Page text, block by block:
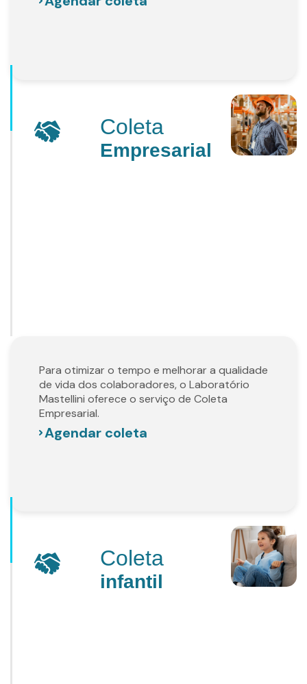
Coleta
Empresarial
Para otimizar o tempo e melhorar a qualidade
de vida dos colaboradores, o Laboratório
Mastellini oferece o serviço de Coleta
Empresarial.
Agendar coleta
Coleta
infantil